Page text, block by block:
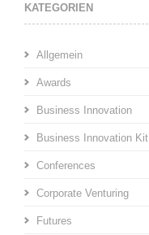
KATEGORIEN
Allgemein
Awards
Business Innovation
Business Innovation Kit
Conferences
Corporate Venturing
Futures